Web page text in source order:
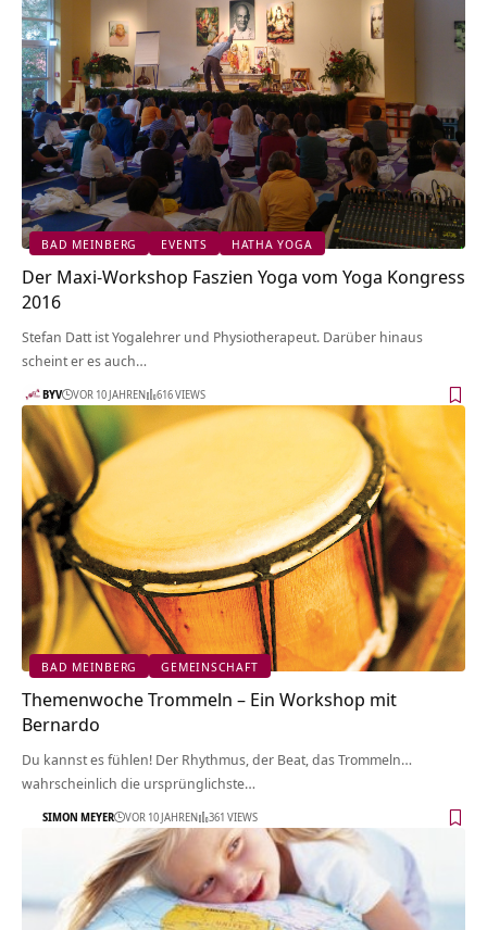
BAD MEINBERG EVENTS HATHA YOGA
Der Maxi-Workshop Faszien Yoga vom Yoga Kongress
2016
Stefan Datt ist Yogalehrer und Physiotherapeut. Darüber hinaus
scheint er es auch…
BYV VOR 10 JAHREN 616 VIEWS
BAD MEINBERG GEMEINSCHAFT
Themenwoche Trommeln – Ein Workshop mit
Bernardo
Du kannst es fühlen! Der Rhythmus, der Beat, das Trommeln…
wahrscheinlich die ursprünglichste…
SIMON MEYER VOR 10 JAHREN 361 VIEWS